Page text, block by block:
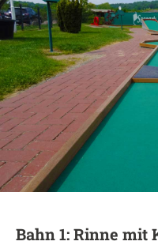
Bahn 1: Rinne mit